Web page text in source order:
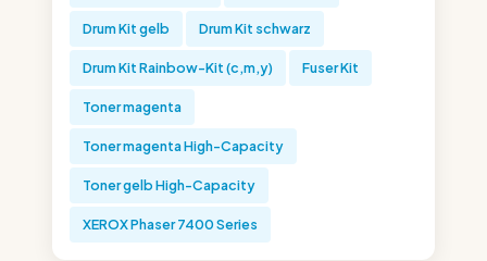
Drum Kit gelb Drum Kit schwarz
Drum Kit Rainbow-Kit (c,m,y) Fuser Kit
Toner magenta
Toner magenta High-Capacity
Toner gelb High-Capacity
XEROX Phaser 7400 Series